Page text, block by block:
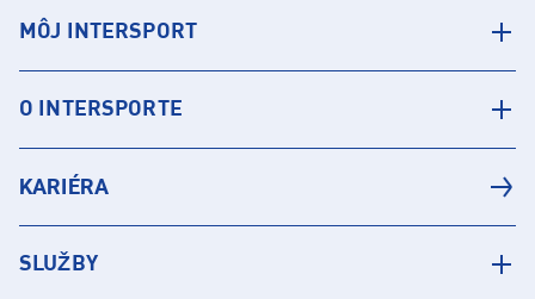
MÔJ INTERSPORT
O INTERSPORTE
KARIÉRA
SLUŽBY